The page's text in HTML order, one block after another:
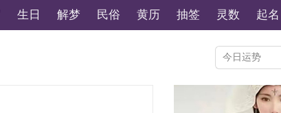
生日 解梦 民俗 黄历 抽签 灵数 起名